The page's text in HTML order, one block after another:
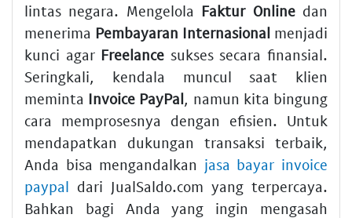
lintas negara. Mengelola Faktur Onlinedan
menerima Pembayaran Internasional menjadi
kunci agar Freelance sukses secara finansial.
Seringkali, kendala muncul saat klien
meminta Invoice PayPal, namun kita bingung
cara memprosesnya dengan efisien. Untuk
mendapatkan dukungan transaksi terbaik,
Anda bisa mengandalkan jasa bayar invoice
paypal dari JualSaldo.com yang terpercaya.
Bahkan bagi Anda yang ingin mengasah